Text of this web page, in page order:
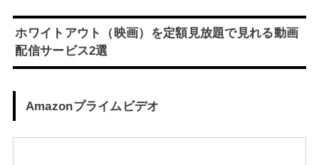
ホワイトアウト（映画）を定額見放題で見れる動画
配信サービス2選
Amazonプライムビデオ